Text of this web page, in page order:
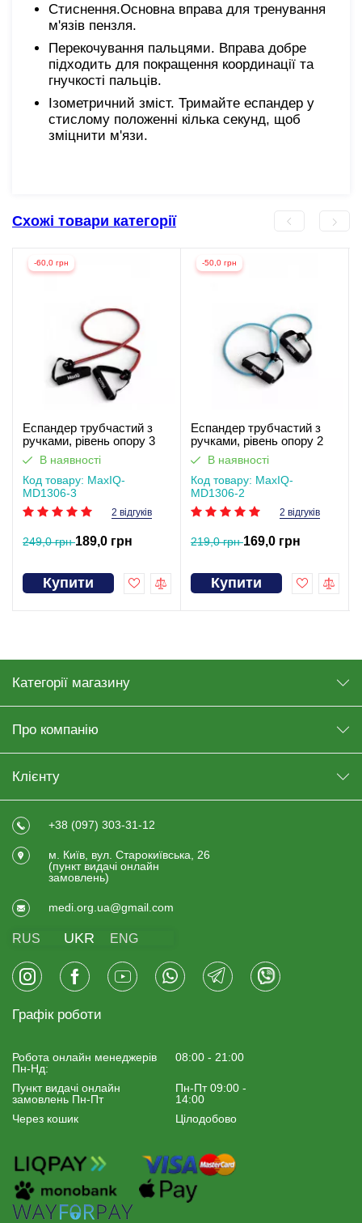
Стиснення.Основна вправа для тренування
м'язів пензля.
Перекочування пальцями. Вправа добре
підходить для покращення координації та
гнучкості пальців.
Ізометричний зміст. Тримайте еспандер у
стислому положенні кілька секунд, щоб
зміцнити м'язи.
Схожі товари категорії
-60,0 грн
Еспандер трубчастий з
ручками, рівень опору 3
MaxIQ-MD1306
В наявності
Код товару: MaxIQ-
MD1306-3
2 відгуків
249,0 грн189,0 грн
Купити
-50,0 грн
Еспандер трубчастий з
ручками, рівень опору 2
MaxIQ-MD1306
В наявності
Код товару: MaxIQ-
MD1306-2
2 відгуків
219,0 грн169,0 грн
Купити
Категорії магазину
Про компанію
Клієнту
+38 (097) 303-31-12
м. Київ, вул. Старокиївська, 26
(пункт видачi онлайн
замовлень)
medi.org.ua@gmail.com
RUS UKR ENG
Графік роботи
Робота онлайн менеджерiв
Пн-Нд:
08:00 - 21:00
Пункт видачі онлайн
замовлень Пн-Пт
Пн-Пт 09:00 -
14:00
Через кошик
Цілодобово